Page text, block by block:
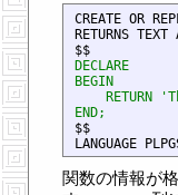
CREATE OR
RETURNS TEXT
DECLARE
BEGIN
RETURN
END;
$$
関数の情報が